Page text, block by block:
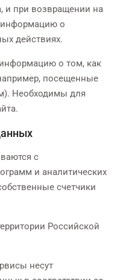
и при возвращении на
информацию о
действиях.
информацию о том, как
посещенные
Необходимы для
с
и аналитических
счетчики
Российской
несут